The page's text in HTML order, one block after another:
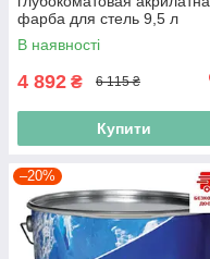
фарба для стель 9,5 л
В наявності
4 892 ₴ 6 115 ₴
Купити
–20%